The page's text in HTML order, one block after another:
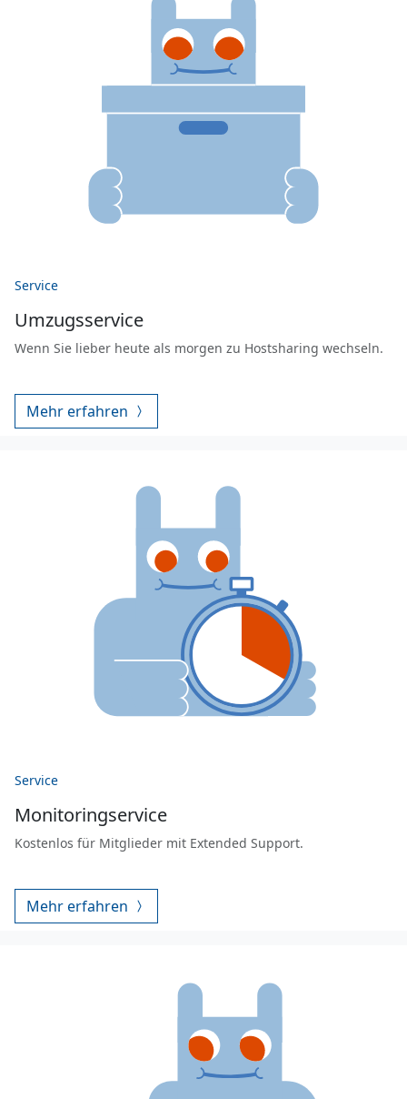
Service
Umzugsservice
Wenn Sie lieber heute als morgen zu Hostsharing wechseln.
Mehr erfahren
Service
Monitoringservice
Kostenlos für Mitglieder mit Extended Support.
Mehr erfahren